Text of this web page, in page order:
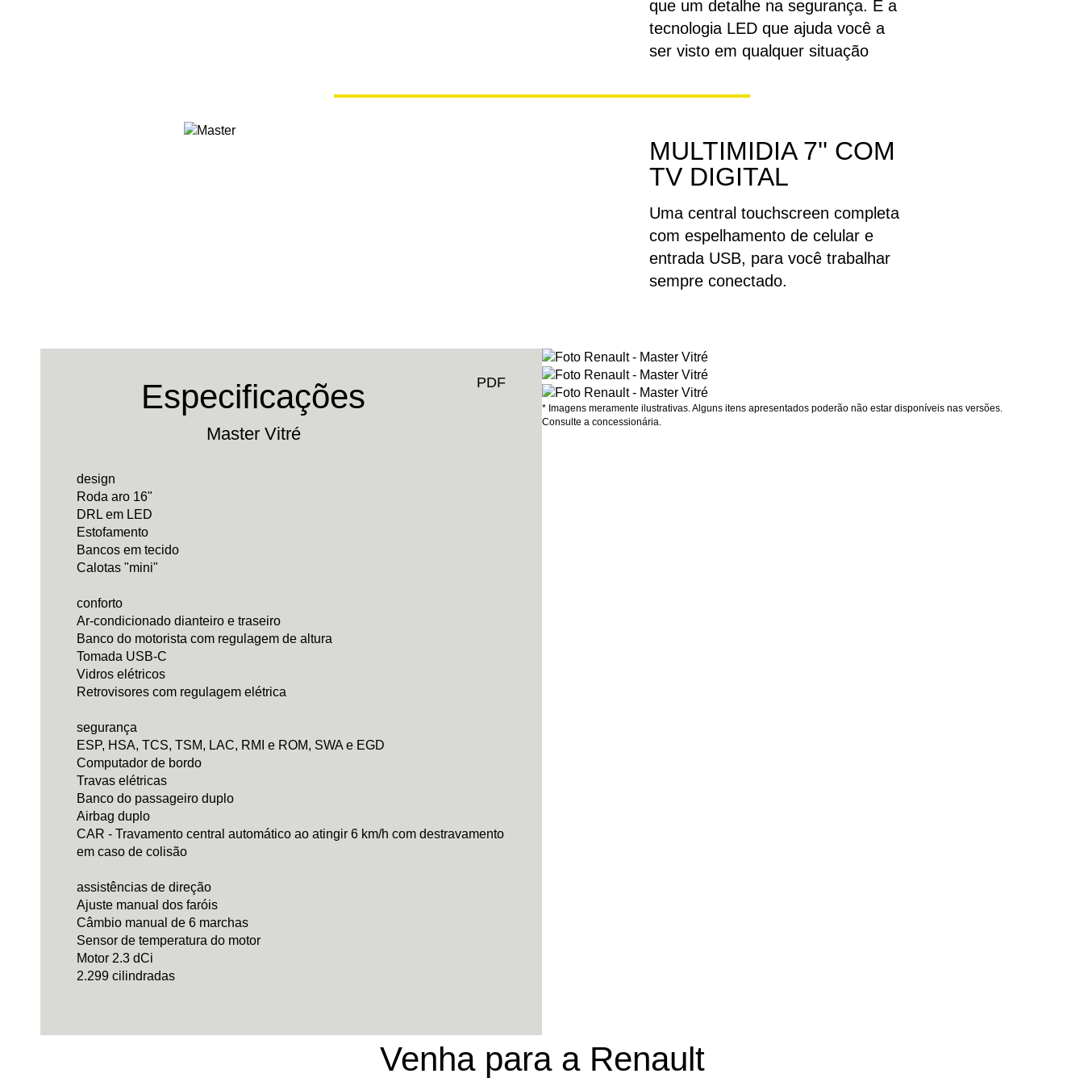
que um detalhe na segurança. É a
tecnologia LED que ajuda você a
ser visto em qualquer situação
MULTIMIDIA 7'' COM
TV DIGITAL
Uma central touchscreen completa
com espelhamento de celular e
entrada USB, para você trabalhar
sempre conectado.
Especificações
Master Vitré
PDF
design
Roda aro 16"
DRL em LED
Estofamento
Bancos em tecido
Calotas "mini"
conforto
Ar-condicionado dianteiro e traseiro
Banco do motorista com regulagem de altura
Tomada USB-C
Vidros elétricos
Retrovisores com regulagem elétrica
segurança
ESP, HSA, TCS, TSM, LAC, RMI e ROM, SWA e EGD
Computador de bordo
Travas elétricas
Banco do passageiro duplo
Airbag duplo
CAR - Travamento central automático ao atingir 6 km/h com destravamento
em caso de colisão
assistências de direção
Ajuste manual dos faróis
Câmbio manual de 6 marchas
Sensor de temperatura do motor
Motor 2.3 dCi
2.299 cilindradas
* Imagens meramente ilustrativas. Alguns itens apresentados poderão não estar disponíveis nas versões.
Consulte a concessionária.
Venha para a Renault